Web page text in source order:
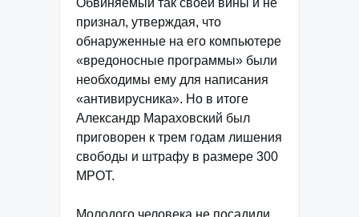
Обвиняемый так своей вины и не
признал, утверждая, что
обнаруженные на его компьютере
«вредоносные программы» были
необходимы ему для написания
«антивирусника». Но в итоге
Александр Мараховский был
приговорен к трем годам лишения
свободы и штрафу в размере 300
МРОТ.
Молодого человека не посадили